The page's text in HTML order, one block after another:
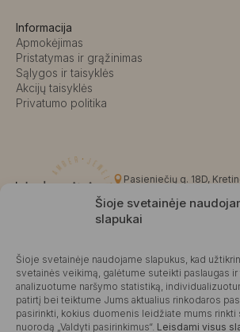
Šioje svetainėje
slapukai
Šioje svetainėje naudojame slapukus, kad
svetainės veikimą, galėtume suteikti paslaugas ir
analizuotume naršymo statistiką,
patirtį bei teiktume Jums aktualius rinkodaros
pasirinkti, kokius duomenis leidžiate mums rinkti
nuorodą „Valdyti pasirinkimus“. Leisdami visus
Informacija
Apmokėjimas
Pristatymas ir grąžinimas
Sąlygos ir taisyklės
Akcijų taisyklės
Privatumo politika
Pasieniečių g. 18D,
info@kalvaite.lt
Kalvaitė
Produktų įvertinimas 4.99 / 5